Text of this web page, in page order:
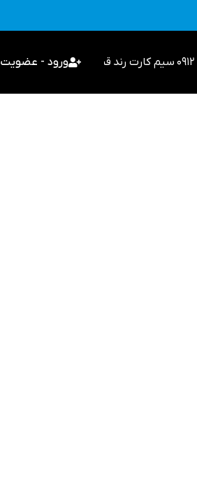
سیم کارت رند قیمت گذاریورود - عضویت